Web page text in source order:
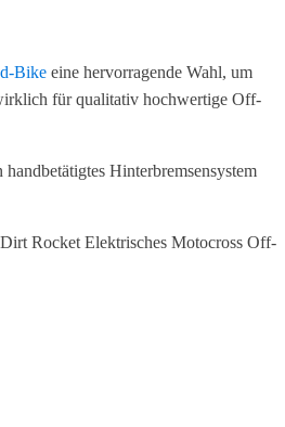
Bike eine hervorragende Wahl, um
für qualitativ hochwertige Off-
Hinterbremsensystem
Rocket Elektrisches Motocross Off-